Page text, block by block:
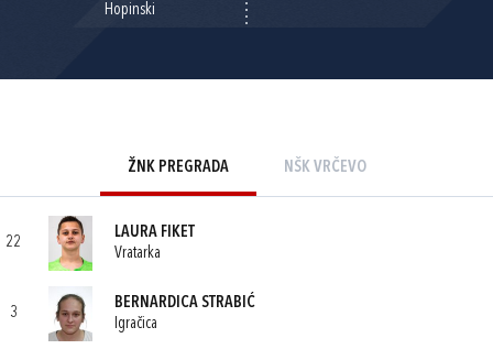
Hopinski
ŽNK PREGRADA NŠK VRČEVO
22
LAURA FIKET
Vratarka
3
BERNARDICA STRABIĆ
Igračica